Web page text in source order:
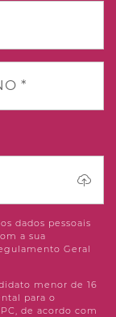
*
dados pessoais
a sua
Geral
menor de 16
para o
de acordo com